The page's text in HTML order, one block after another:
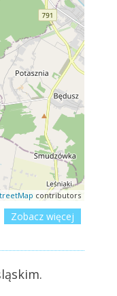
contributors
Zobacz więcej